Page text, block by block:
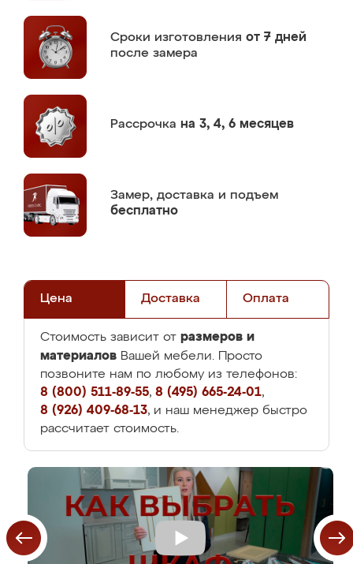
Сроки изготовления от 7 дней
после замера
Рассрочка на 3, 4, 6 месяцев
Замер, доставка и подъем
бесплатно
Цена Доставка Оплата
Стоимость зависит от размеров и
материалов Вашей мебели. Просто
позвоните нам по любому из телефонов:
8 (800) 511-89-55, 8 (495) 665-24-01,
8 (926) 409-68-13, и наш менеджер быстро
рассчитает стоимость.